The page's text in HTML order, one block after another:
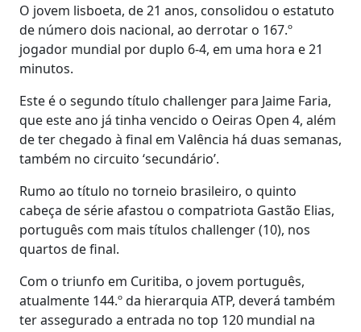
O jovem lisboeta, de 21 anos, consolidou o estatuto
de número dois nacional, ao derrotar o 167.º
jogador mundial por duplo 6-4, em uma hora e 21
minutos.
Este é o segundo título challenger para Jaime Faria,
que este ano já tinha vencido o Oeiras Open 4, além
de ter chegado à final em Valência há duas semanas,
também no circuito ‘secundário’.
Rumo ao título no torneio brasileiro, o quinto
cabeça de série afastou o compatriota Gastão Elias,
português com mais títulos challenger (10), nos
quartos de final.
Com o triunfo em Curitiba, o jovem português,
atualmente 144.º da hierarquia ATP, deverá também
ter assegurado a entrada no top 120 mundial na